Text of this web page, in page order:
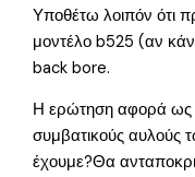
Υποθέτω λοιπόν ότι
μοντέλο b525 (αν
back bore.
Η ερώτηση αφορά ως
συμβατικούς αυλούς
έχουμε?Θα